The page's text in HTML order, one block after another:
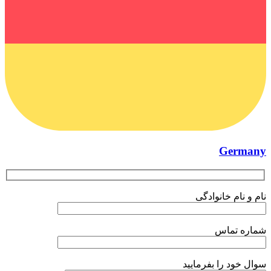
Germany
نام و نام خانوادگی
شماره تماس
سوال خود را بفرمایید